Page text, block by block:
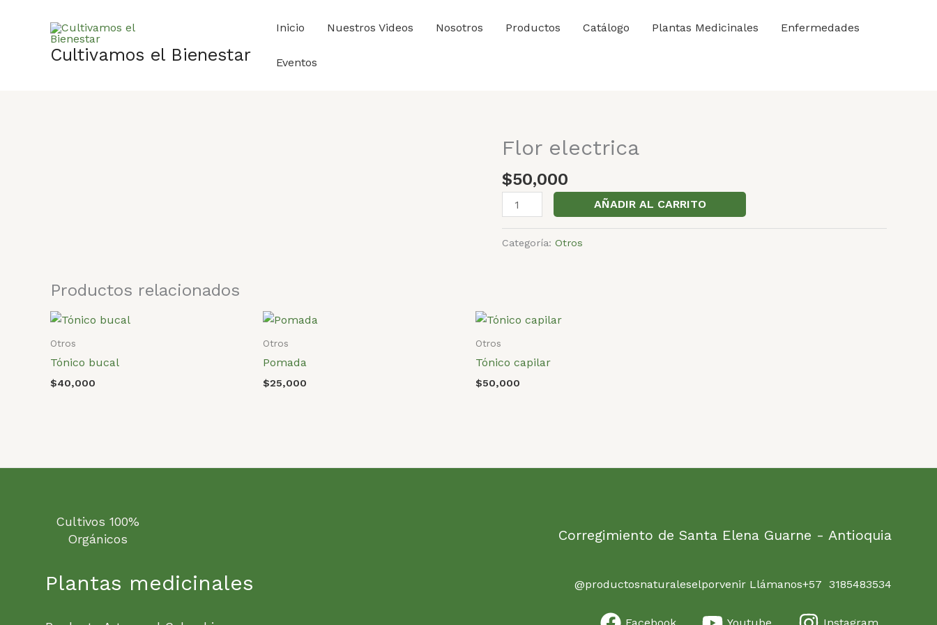
contenido
Cultivamos el Bienestar
Inicio Nuestros Videos Nosotros Productos Catálogo Plantas Medicinales Enfermedades
Eventos
Flor electrica
$50,000
Flor
cantidad
AÑADIR AL CARRITO
Categoría: Otros
Productos relacionados
Otros
Tónico bucal
$40,000
Otros
Pomada
$25,000
Otros
Tónico capilar
$50,000
Cultivos 100%
Orgánicos
Plantas medicinales
Corregimiento de Santa Elena Guarne - Antioquia
@productosnaturaleselporvenir Llámanos+57 3185483534